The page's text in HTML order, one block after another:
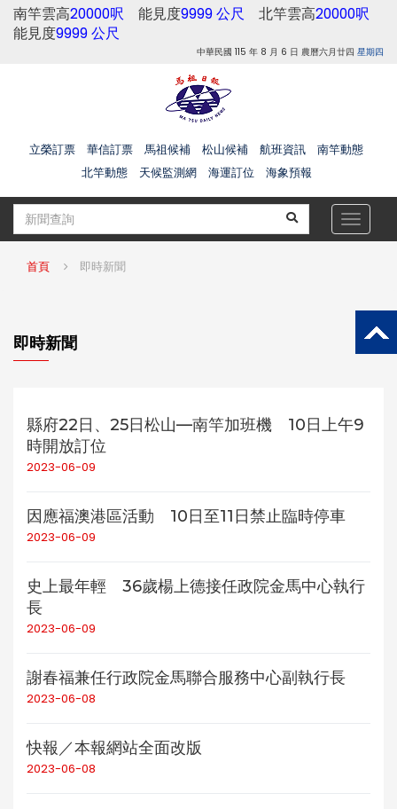
南竿雲高20000呎 能見度9999 公尺 北竿雲高20000呎
能見度9999 公尺
中華民國 115 年 8 月 6 日 農曆六月廿四 星期四
立榮訂票 華信訂票 馬祖候補 松山候補 航班資訊
南竿動態
北竿動態
天候監測網 海運訂位 海象預報
Toggle
首頁 即時新聞
即時新聞
縣府22日、25日松山—南竿加班機 10日上午9
時開放訂位
2023-06-09
因應福澳港區活動 10日至11日禁止臨時停車
2023-06-09
史上最年輕 36歲楊上德接任政院金馬中心執行
長
2023-06-09
謝春福兼任行政院金馬聯合服務中心副執行長
2023-06-08
快報／本報網站全面改版
2023-06-08